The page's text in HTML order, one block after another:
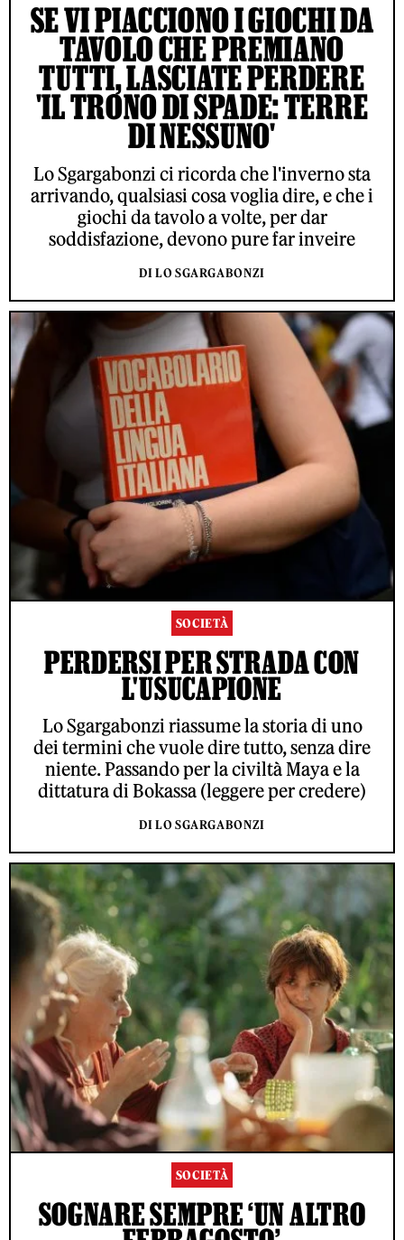
SE VI PIACCIONO I GIOCHI DA
TAVOLO CHE PREMIANO
TUTTI, LASCIATE PERDERE
'IL TRONO DI SPADE: TERRE
DI NESSUNO'
Lo Sgargabonzi ci ricorda che l'inverno sta
arrivando, qualsiasi cosa voglia dire, e che i
giochi da tavolo a volte, per dar
soddisfazione, devono pure far inveire
DI LO SGARGABONZI
SOCIETÀ
PERDERSI PER STRADA CON
L'USUCAPIONE
Lo Sgargabonzi riassume la storia di uno
dei termini che vuole dire tutto, senza dire
niente. Passando per la civiltà Maya e la
dittatura di Bokassa (leggere per credere)
DI LO SGARGABONZI
SOCIETÀ
SOGNARE SEMPRE ‘UN ALTRO